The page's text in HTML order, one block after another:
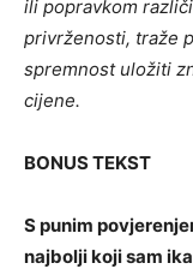
ili popravkom
privrženosti, traže
spremnost uložiti
cijene.
BONUS TEKST
S punim
najbolji koji sam